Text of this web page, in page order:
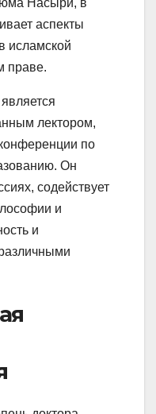
Насыри, в
аспекты
исламской
праве.
лектором,
по
Он
содействует
и
и